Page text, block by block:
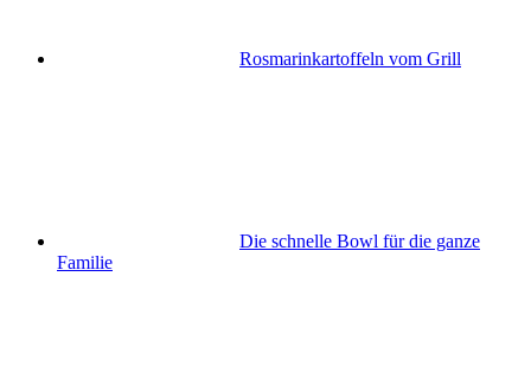
Rosmarinkartoffeln vom Grill
Die schnelle Bowl für die ganze
Familie